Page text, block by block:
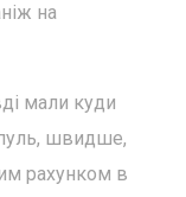
на
мали куди
швидше,
рахунком в